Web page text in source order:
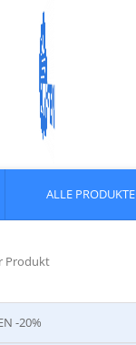
ALLE PRODUKTE
-20%